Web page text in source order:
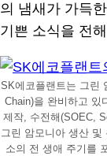
의 냄새가 가득
기쁜 소식을 전
SK에코플랜트는 그린
Chain)을 완비하고 있
제작, 수전해(SOEC,
그린 암모니아 생산 및
소의 전 생애 주기를